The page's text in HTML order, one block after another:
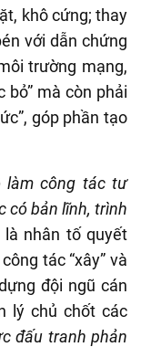
khô cứng; thay
với dẫn chứng
trường mạng,
bỏ” mà còn phải
góp phần tạo
làm công tác tư
có bản lĩnh, trình
nhân tố quyết
tác “xây” và
đội ngũ cán
lý chủ chốt các
đấu tranh phản